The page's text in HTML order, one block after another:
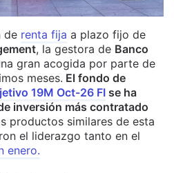
de renta fija a plazo fijo de
, la gestora de Banco
gran acogida por parte de
meses. El fondo de
19M Oct-26 FI se ha
inversión más contratado
productos similares de esta
el liderazgo tanto en el
enero.